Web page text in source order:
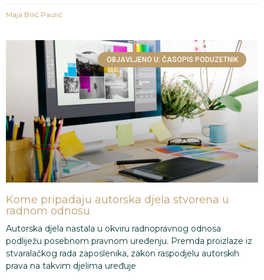
Maja Bilić Paulić
OBJAVLJENO U: ČASOPIS PODUZETNIK
Kome pripadaju autorska djela stvorena u
radnom odnosu
Autorska djela nastala u okviru radnopravnog odnosa
podliježu posebnom pravnom uređenju. Premda proizlaze iz
stvaralačkog rada zaposlenika, zakon raspodjelu autorskih
prava na takvim djelima uređuje